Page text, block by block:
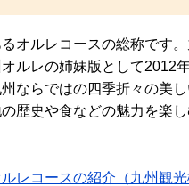
オルレコースの総称です
ルレの姉妹版として2012
ならではの四季折々の美
歴史や食などの魅力を楽し
レコースの紹介（九州観